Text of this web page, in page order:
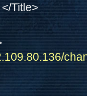
Title>